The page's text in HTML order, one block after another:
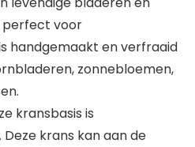
perfect voor
handgemaakt en verfraaid
zonnebloemen,
kransbasis is
krans kan aan de